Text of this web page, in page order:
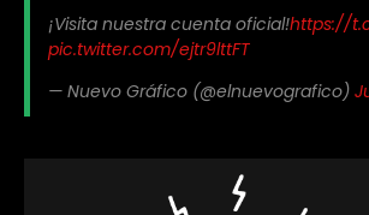
¡Visita nuestra cuenta oficial!https://
pic.twitter.com/ejtr9lttFT
— Nuevo Gráfico (@elnuevografico)